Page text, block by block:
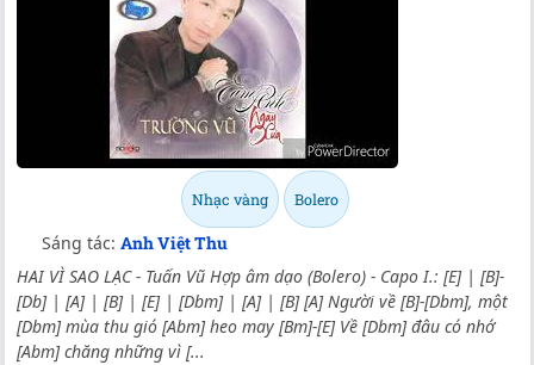
Nhạc vàng Bolero
Sáng tác: Anh Việt Thu
HAI VÌ SAO LẠC - Tuấn Vũ Hợp âm dạo (Bolero) - Capo I.: [E] | [B]-
[Db] | [A] | [B] | [E] | [Dbm] | [A] | [B] [A] Người về [B]-[Dbm], một
[Dbm] mùa thu gió [Abm] heo may [Bm]-[E] Về [Dbm] đâu có nhớ
[Abm] chăng những vì [...